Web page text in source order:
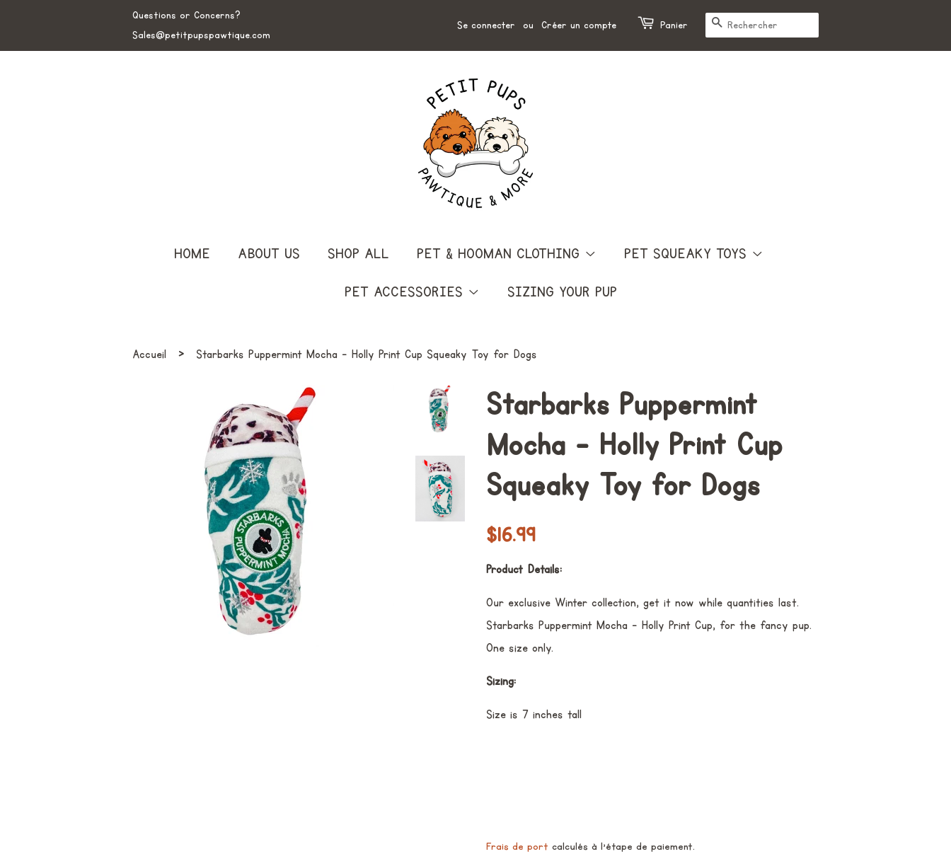
Questions or Concerns?
Sales@petitpupspawtique.com
Se connecter ou Créer un compte Panier RECHERCHE
HOME ABOUT US SHOP ALL PET & HOOMAN CLOTHING PET SQUEAKY TOYS
PET ACCESSORIES SIZING YOUR PUP
Accueil › Starbarks Puppermint Mocha - Holly Print Cup Squeaky Toy for Dogs
Starbarks Puppermint
Mocha - Holly Print Cup
Squeaky Toy for Dogs
Prix
$16.99
Product Details:
Our exclusive Winter collection, get it now while quantities last.
Starbarks Puppermint Mocha - Holly Print Cup, for the fancy pup.
One size only.
Sizing:
Size is 7 inches tall
Frais de port calculés à l'étape de paiement.